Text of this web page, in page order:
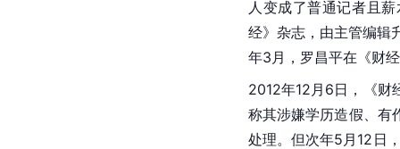
人变成了普通记者且
经》杂志，由主管编辑
年3月，罗昌平在《财
2012年12月6日，《财
称其涉嫌学历造假、有
处理。但次年5月12日